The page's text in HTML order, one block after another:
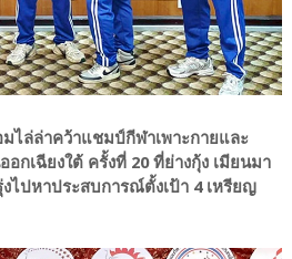
ไล่ล่าคว้าแชมป์กีฬาเพาะกายและ
กเฉียงใต้ ครั้งที่ 20 ที่ย่างกุ้ง เมียนมา
ไปหาประสบการณ์ตั้งเป้า 4 เหรียญ